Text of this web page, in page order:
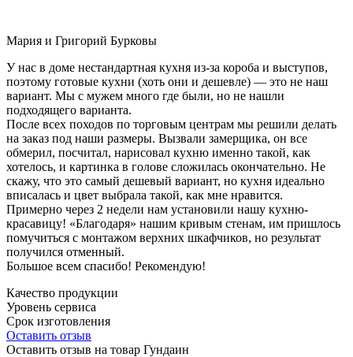
Мария и Григорий Бурковы
У нас в доме нестандартная кухня из-за короба и выступов,
поэтому готовые кухни (хоть они и дешевле) — это не наш
вариант. Мы с мужем много где были, но не нашли
подходящего варианта.
После всех походов по торговым центрам мы решили делать
на заказ под наши размеры. Вызвали замерщика, он все
обмерил, посчитал, нарисовал кухню именно такой, как
хотелось, и картинка в голове сложилась окончательно. Не
скажу, что это самый дешевый вариант, но кухня идеально
вписалась и цвет выбрала такой, как мне нравится.
Примерно через 2 недели нам установили нашу кухню-
красавицу! «Благодаря» нашим кривым стенам, им пришлось
помучиться с монтажом верхних шкафчиков, но результат
получился отменный.
Большое всем спасибо! Рекомендую!
Качество продукции
Уровень сервиса
Срок изготовления
Оставить отзыв
Оставить отзыв на товар Гундаин